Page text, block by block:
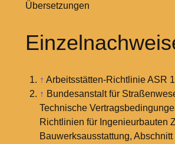
Übersetzungen
↑ Arbeitsstätten-Richtlinie ASR
↑ Bundesanstalt für
Technische
Richtlinien für Ingenieurbauten
Bauwerksausstattung, Abschnitt